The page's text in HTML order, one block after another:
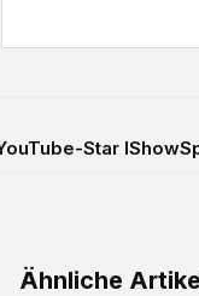
Star
Ähnliche